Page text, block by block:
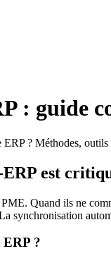
: guide
? Méthodes,
est
Quand ils ne
synchronisation
ERP ?